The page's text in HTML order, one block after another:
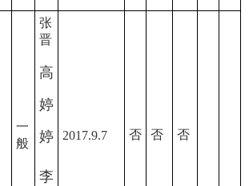
一
般
张
晋
高
婷
婷
李
2017.9.7 否 否 否